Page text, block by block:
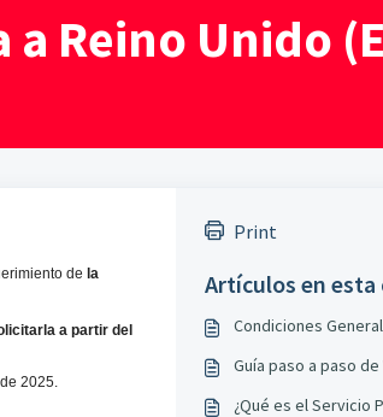
Reino Unido
de la
a partir del
2025.
Print
Artículos en esta
Condiciones
Guía paso a paso de
¿Qué es el Servicio